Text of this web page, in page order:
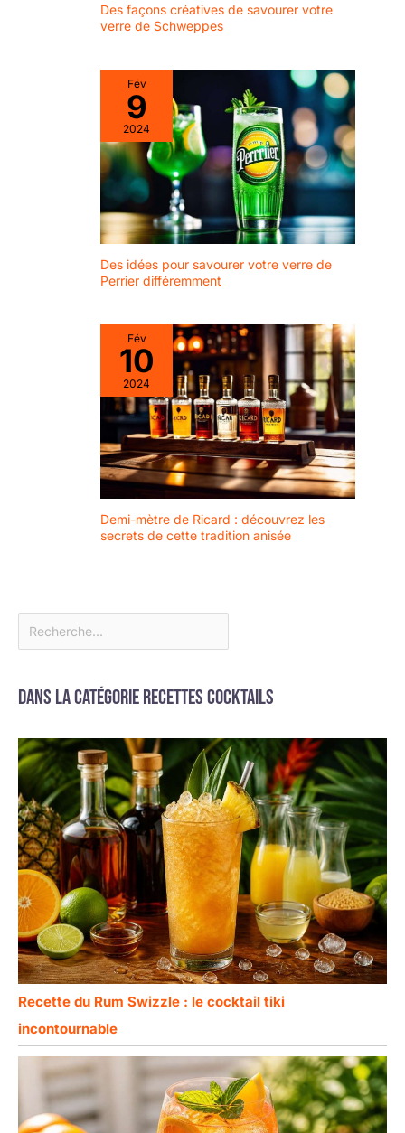
Diamètre (cm) : 8,1,
Capacité (ml): 420,
incluses: 6, Matériel:
Verre, Passe au lave-
vaisselle: Oui
beaucoup d'espace
pour la glace et la
VERRE - Fabriqués
à partir de verre
transparent, idéaux
pour un usage
quotidien ou des
occasions spéciales
Des façons créatives de savourer votre
verre de Schweppes
Fév
9
2024
Des idées pour savourer votre verre de
Perrier différemment
Fév
10
2024
Demi-mètre de Ricard : découvrez les
secrets de cette tradition anisée
Dans la catégorie Recettes cocktails
Recette du Rum Swizzle : le cocktail tiki
incontournable